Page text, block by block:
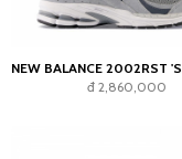
đ 2,860,000